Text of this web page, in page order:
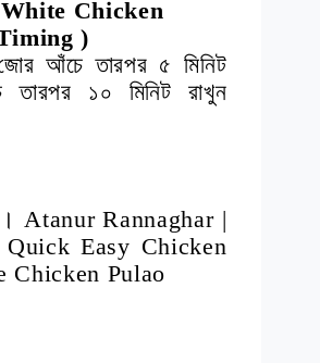
Chicken
)
আঁচে তারপর ৫ মিনিট
১০ মিনিট রাখুন
। Atanur Rannaghar |
| Quick Easy Chicken
Chicken Pulao